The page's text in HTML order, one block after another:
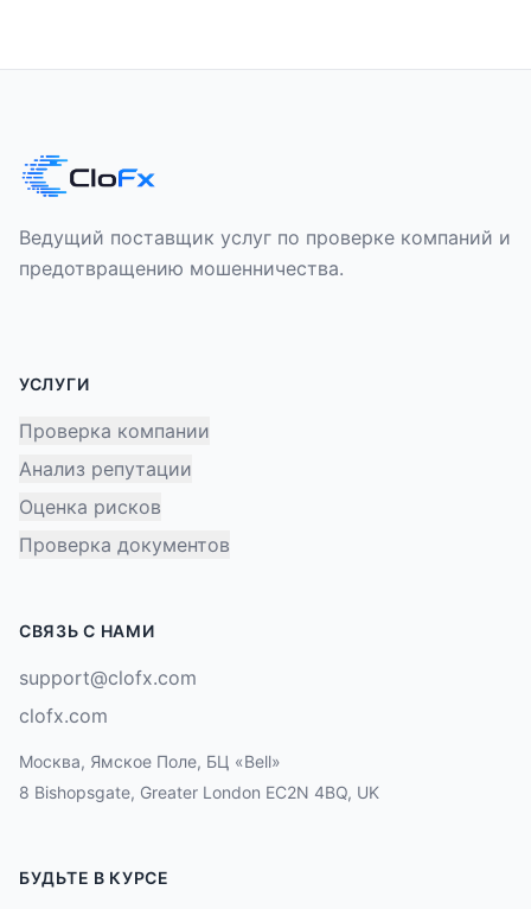
Ведущий поставщик услуг по проверке компаний и
предотвращению мошенничества.
УСЛУГИ
Проверка компании
Анализ репутации
Оценка рисков
Проверка документов
СВЯЗЬ С НАМИ
support@clofx.com
clofx.com
Москва, Ямское Поле, БЦ «Bell»
8 Bishopsgate, Greater London EC2N 4BQ, UK
БУДЬТЕ В КУРСЕ